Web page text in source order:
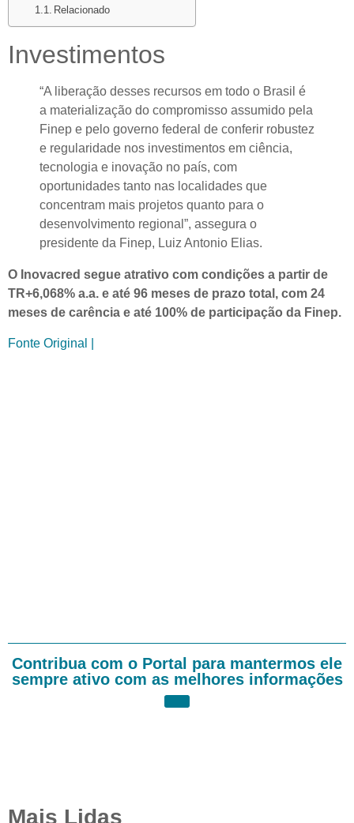
Relacionado
Investimentos
“A liberação desses recursos em todo o Brasil é
a materialização do compromisso assumido pela
Finep e pelo governo federal de conferir robustez
e regularidade nos investimentos em ciência,
tecnologia e inovação no país, com
oportunidades tanto nas localidades que
concentram mais projetos quanto para o
desenvolvimento regional”, assegura o
presidente da Finep, Luiz Antonio Elias.
O Inovacred segue atrativo com condições a partir de
TR+6,068% a.a. e até 96 meses de prazo total, com 24
meses de carência e até 100% de participação da Finep.
Fonte Original |
Contribua com o Portal para mantermos ele
sempre ativo com as melhores informações
Mais Lidas